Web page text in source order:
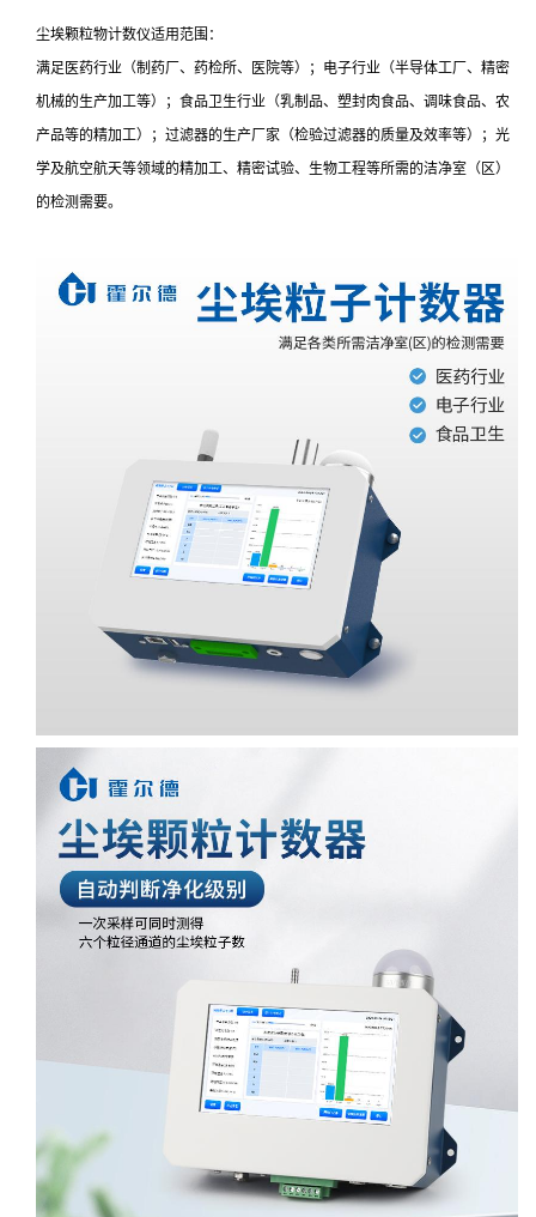
尘埃颗粒物计数仪适用范围：
满足医药行业（制药厂、药检所、医院等）；电子行业（半导体工厂、精密
机械的生产加工等）；食品卫生行业（乳制品、塑封肉食品、调味食品、农
产品等的精加工）；过滤器的生产厂家（检验过滤器的质量及效率等）；光
学及航空航天等领域的精加工、精密试验、生物工程等所需的洁净室（区）
的检测需要。